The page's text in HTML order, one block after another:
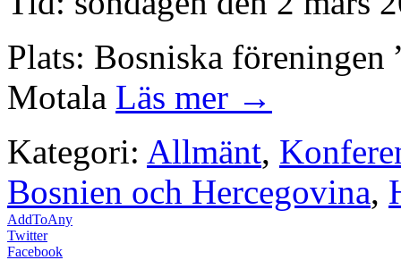
Plats: Bosniska
Motala Läs mer →
Kategori: Allmänt,
Bosnien och Hercegovina,
AddToAny
Twitter
Facebook